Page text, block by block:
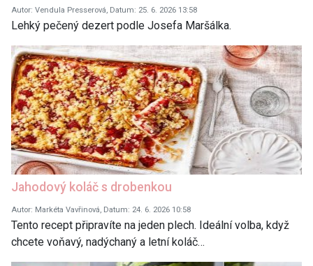
Autor: Vendula Presserová, Datum: 25. 6. 2026 13:58
Lehký pečený dezert podle Josefa Maršálka.
Jahodový koláč s drobenkou
Autor: Markéta Vavřinová, Datum: 24. 6. 2026 10:58
Tento recept připravíte na jeden plech. Ideální volba, když
chcete voňavý, nadýchaný a letní koláč…